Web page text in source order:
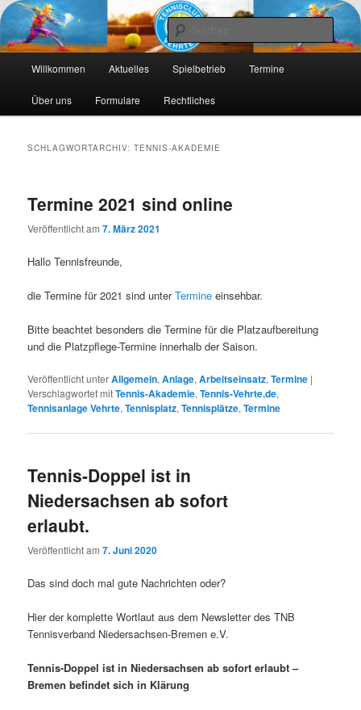
Tennis-Vehrte
Die Webseite des Tennisclub Vehrte e. V.
Zum
primären
Zum
sekundären
Willkommen Aktuelles Spielbetrieb Termine
Über uns Formulare Rechtliches
SCHLAGWORTARCHIV:TENNIS-AKADEMIE
Termine 2021 sind online
Veröffentlicht am7. März 2021
Hallo Tennisfreunde,
die Termine für 2021 sind unterTermine einsehbar.
Bitte beachtet besonders die Termine für die Platzaufbereitung
und die Platzpflege-Termine innerhalb der Saison.
Veröffentlicht unterAllgemein,Anlage,Arbeitseinsatz,Termine |
Verschlagwortet mitTennis-Akademie,Tennis-Vehrte.de,
Tennisanlage Vehrte,Tennisplatz,Tennisplätze,Termine
Tennis-Doppel ist in
Niedersachsen ab sofort
erlaubt.
Veröffentlicht am7. Juni 2020
Das sind doch mal gute Nachrichten oder?
Hier der komplette Wortlaut aus dem Newsletter des TNB
Tennisverband Niedersachsen-Bremen e.V.
Tennis-Doppel ist in Niedersachsen ab sofort erlaubt –
Bremen befindet sich in Klärung